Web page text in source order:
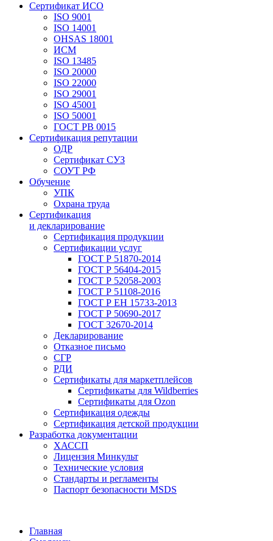
Сертификат ИСО
ISO 9001
ISO 14001
OHSAS 18001
ИСМ
ISO 13485
ISO 20000
ISO 22000
ISO 29001
ISO 45001
ISO 50001
ГОСТ РВ 0015
Сертификация репутации
ОДР
Сертификат СУЗ
СОУТ РФ
Обучение
УПК
Охрана труда
Сертификация
и декларирование
Сертификация продукции
Сертификации услуг
ГОСТ Р 51870-2014
ГОСТ Р 56404-2015
ГОСТ Р 52058-2003
ГОСТ Р 51108-2016
ГОСТ Р ЕН 15733-2013
ГОСТ Р 50690-2017
ГОСТ 32670-2014
Декларирование
Отказное письмо
СГР
РДИ
Сертификаты для маркетплейсов
Сертификаты для Wildberries
Сертификаты для Ozon
Сертификация одежды
Сертификация детской продукции
Разработка документации
ХАССП
Лицензия Минкульт
Технические условия
Стандарты и регламенты
Паспорт безопасности MSDS
Главная